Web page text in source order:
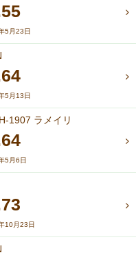
5月23日
5月13日
1907 ラメイリ
5月6日
10月23日